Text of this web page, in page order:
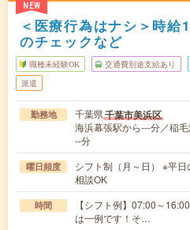
NEW
＜医療行為はナシ＞時給
のチェックなど
職種未経験OK 交通費別途支給あり
派遣
勤務地 千葉県千葉市美浜区
海浜幕張駅から---分／稲
--分
曜日頻度
シフト制（月～日） ※平
相談OK
時間
【シフト例】07:00～
は一例です！そ…